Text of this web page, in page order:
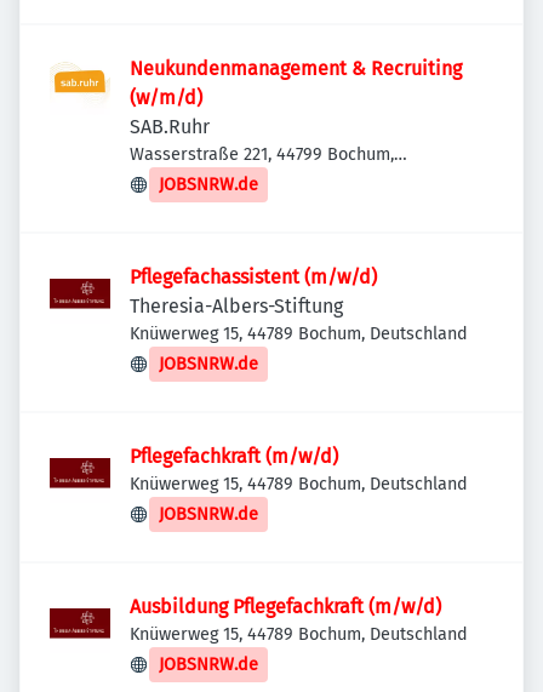
Neukundenmanagement & Recruiting
(w/m/d)
SAB.Ruhr
Wasserstraße 221, 44799 Bochum,
Deutschland
JOBSNRW.de
Pflegefachassistent (m/w/d)
Theresia-Albers-Stiftung
Knüwerweg 15, 44789 Bochum, Deutschland
JOBSNRW.de
Pflegefachkraft (m/w/d)
Knüwerweg 15, 44789 Bochum, Deutschland
JOBSNRW.de
Ausbildung Pflegefachkraft (m/w/d)
Knüwerweg 15, 44789 Bochum, Deutschland
JOBSNRW.de